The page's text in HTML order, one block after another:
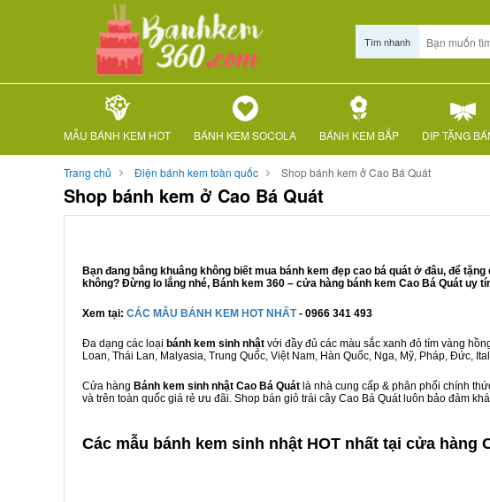
Tìm nhanh
MẪU BÁNH KEM HOT BÁNH KEM SOCOLA BÁNH KEM BẮP DIP TẶNG
Trang chủ Điện bánh kem toàn quốc Shop bánh kem ở Cao Bá Quát
Shop bánh kem ở Cao Bá Quát
Bạn đang bâng khuâng không biết mua bánh kem đẹp cao bá quát ở đâu, để
không? Đừng lo lắng nhé, Bánh kem 360 – cửa hàng bánh kem Cao Bá Quát uy
Xem tại: CÁC MẪU BÁNH KEM HOT NHẤT- 0966 341 493
Đa dạng các loại bánh kem sinh nhật với đầy đủ các màu sắc xanh đỏ tím vàng
Loan, Thái Lan, Malyasia, Trung Quốc, Việt Nam, Hàn Quốc, Nga, Mỹ, Pháp, Đức,
Cửa hàng Bánh kem sinh nhật Cao Bá Quát là nhà cung cấp & phân phối chính
và trên toàn quốc giá rẻ ưu đãi. Shop bán giỏ trái cây Cao Bá Quát luôn bảo đảm
Các mẫu bánh kem sinh nhật HOT nhất tại cửa hàng